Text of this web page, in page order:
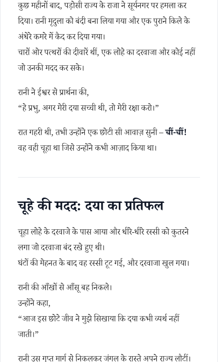
कुछ महीनों बाद, पड़ोसी राज्य के राजा ने सूर्यनगर पर हमला कर
दिया। रानी मृदुला को बंदी बना लिया गया और एक पुराने किले के
अंधेरे कमरे में कैद कर दिया गया।
चारों ओर पत्थरों की दीवारें थीं, एक लोहे का दरवाजा और कोई नहीं
जो उनकी मदद कर सके।
रानी ने ईश्वर से प्रार्थना की,
“हे प्रभु, अगर मेरी दया सच्ची थी, तो मेरी रक्षा करो।”
रात गहरी थी, तभी उन्होंने एक छोटी सी आवाज़ सुनी –चीं-चीं!
वह वही चूहा था जिसे उन्होंने कभी आज़ाद किया था।
चूहे की मदद: दया का प्रतिफल
चूहा लोहे के दरवाजे के पास आया और धीरे-धीरे रस्सी को कुतरने
लगा जो दरवाजा बंद रखे हुए थी।
घंटों की मेहनत के बाद वह रस्सी टूट गई, और दरवाजा खुल गया।
रानी की आँखों से आँसू बह निकले।
उन्होंने कहा,
“आज इस छोटे जीव ने मुझे सिखाया कि दया कभी व्यर्थ नहीं
जाती।”